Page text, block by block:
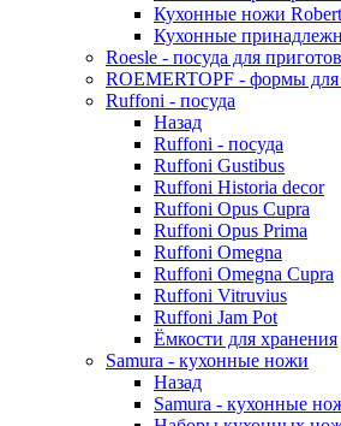
Кухонные ножи
Кухонные
Roesle - посуда для
ROEMERTOPF - формы для
Ruffoni - посуда
Назад
Ruffoni - посуда
Ruffoni Gustibus
Ruffoni Historia decor
Ruffoni Opus Cupra
Ruffoni Opus Prima
Ruffoni Omegna
Ruffoni Omegna Cupra
Ruffoni Vitruvius
Ruffoni Jam Pot
Ёмкости для хранения
Samura - кухонные ножи
Назад
Samura - кухонные